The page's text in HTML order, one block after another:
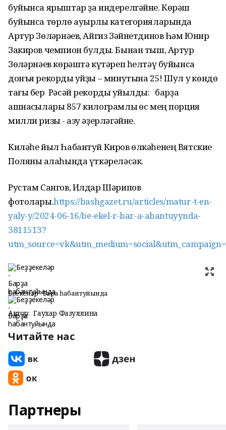
буйынса ярыштар ҙа индерелгәйне. Көрәш
буйынса төрлө ауырлыҡ категорияларында
Артур Зөлҡәрнәев, Айгиз Зәйнетдинов Һәм Юнир
Закиров чемпион булды. Бынан тыш, Артур
Зөлҡәрнәев көрәштә күтәреп һелтәү буйынса
донъя рекорды ҡуйҙы – минутына 25! Шул уҡ көндө
тағы бер Рәсәй рекорды ҡуйылды: барҙа
ашнаҡсылары 857 килограмлыҡ өс мең порция
милли ризыҡ - азу әҙерләгәйне.
Киләһе йыл Һабантуй Киров өлкәһенең Вятские
Поляны ҡалаһында үткәреләсәк.
Рустам Сангов, Илдар Шәрипов
фотолары.https://bashgazet.ru/articles/matur-t-en-
yaly-y/2024-06-16/be-ekel-r-bar-a-abantuyynda-
3811513?
Беҙҙекеләр - Барҙа һабантуйында
Автор: Гаухар Фазуллина
Читайте нас
Партнеры